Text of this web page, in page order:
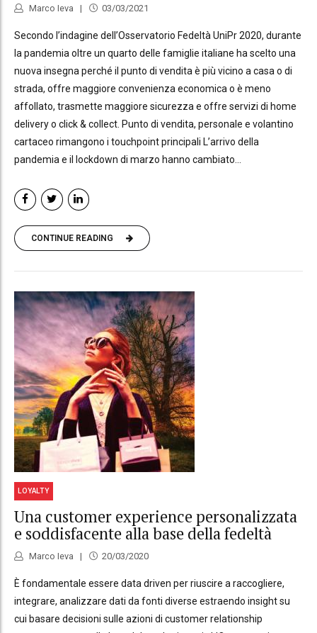
Marco Ieva 03/03/2021
Secondo l’indagine dell’Osservatorio Fedeltà UniPr 2020, durante
la pandemia oltre un quarto delle famiglie italiane ha scelto una
nuova insegna perché il punto di vendita è più vicino a casa o di
strada, offre maggiore convenienza economica o è meno
affollato, trasmette maggiore sicurezza e offre servizi di home
delivery o click & collect. Punto di vendita, personale e volantino
cartaceo rimangono i touchpoint principali L’arrivo della
pandemia e il lockdown di marzo hanno cambiato...
CONTINUE READING
LOYALTY
Una customer experience personalizzata
e soddisfacente alla base della fedeltà
Marco Ieva 20/03/2020
È fondamentale essere data driven per riuscire a raccogliere,
integrare, analizzare dati da fonti diverse estraendo insight su
cui basare decisioni sulle azioni di customer relationship